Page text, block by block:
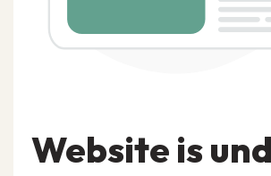
Website is